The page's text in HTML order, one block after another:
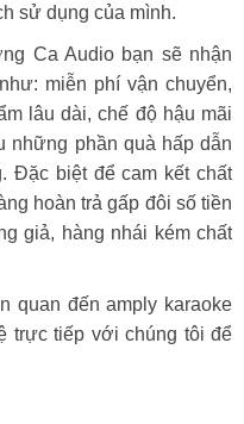
sử dụng của mình.
Ca Audio bạn sẽ nhận
miễn phí vận chuyển,
lâu dài, chế độ hậu mãi
những phần quà hấp dẫn
Đặc biệt để cam kết chất
hoàn trả gấp đôi số tiền
giả, hàng nhái kém chất
quan đến amply karaoke
trực tiếp với chúng tôi để